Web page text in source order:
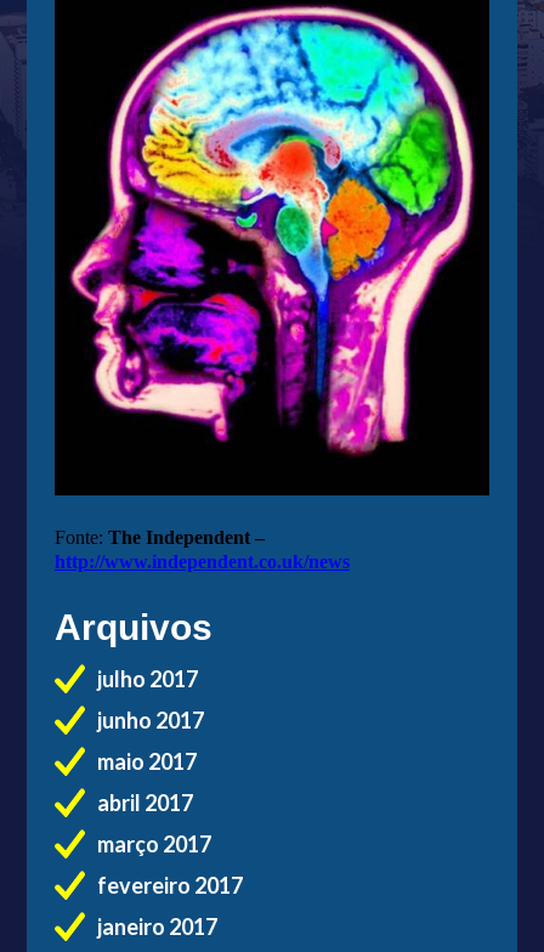
Fonte: The Independent –
http://www.independent.co.uk/news
Arquivos
julho 2017
junho 2017
maio 2017
abril 2017
março 2017
fevereiro 2017
janeiro 2017